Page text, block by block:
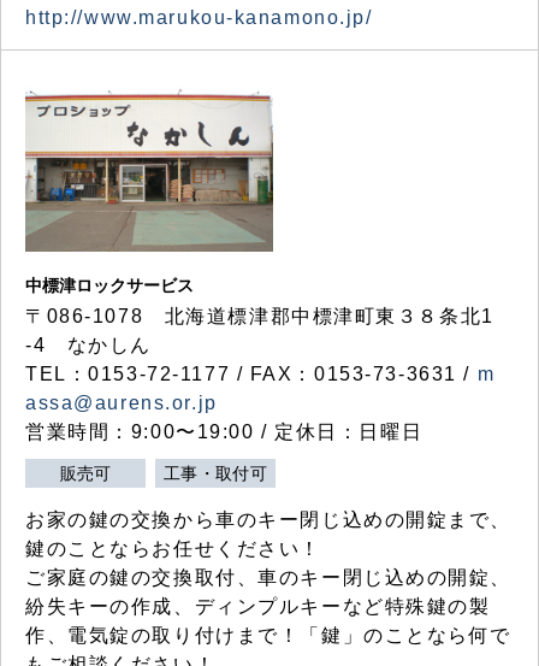
http://www.marukou-kanamono.jp/
中標津ロックサービス
〒086-1078 北海道標津郡中標津町東３８条北1
-4 なかしん
TEL：0153-72-1177 / FAX：0153-73-3631 / m
assa@aurens.or.jp
営業時間：9:00〜19:00 / 定休日：日曜日
販売可 工事・取付可
お家の鍵の交換から車のキー閉じ込めの開錠まで、
鍵のことならお任せください！
ご家庭の鍵の交換取付、車のキー閉じ込めの開錠、
紛失キーの作成、ディンプルキーなど特殊鍵の製
作、電気錠の取り付けまで！「鍵」のことなら何で